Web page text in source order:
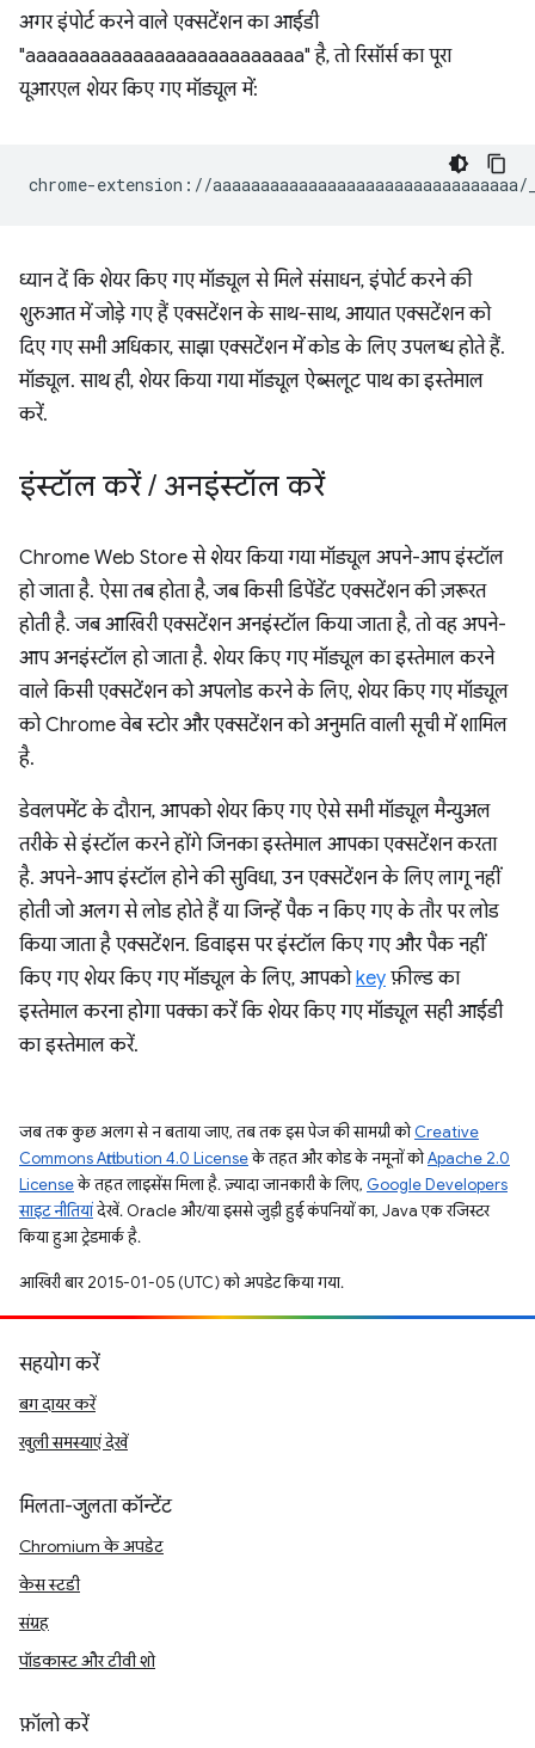
अगर इंपोर्ट करने वाले एक्सटेंशन का आईडी
"aaaaaaaaaaaaaaaaaaaaaaaaaa" है, तो रिसॉर्स का पूरा
यूआरएल शेयर किए गए मॉड्यूल में:
ध्यान दें कि शेयर किए गए मॉड्यूल से मिले संसाधन, इंपोर्ट करने की
शुरुआत में जोड़े गए हैं एक्सटेंशन के साथ-साथ, आयात एक्सटेंशन को
दिए गए सभी अधिकार, साझा एक्सटेंशन में कोड के लिए उपलब्ध होते हैं.
मॉड्यूल. साथ ही, शेयर किया गया मॉड्यूल ऐब्सलूट पाथ का इस्तेमाल
करें.
इंस्टॉल करें/ अनइंस्टॉल करें
Chrome Web Store से शेयर किया गया मॉड्यूल अपने-आप इंस्टॉल
हो जाता है. ऐसा तब होता है, जब किसी डिपेंडेंट एक्सटेंशन की ज़रूरत
होती है. जब आखिरी एक्सटेंशन अनइंस्टॉल किया जाता है, तो वह अपने-
आप अनइंस्टॉल हो जाता है. शेयर किए गए मॉड्यूल का इस्तेमाल करने
वाले किसी एक्सटेंशन को अपलोड करने के लिए, शेयर किए गए मॉड्यूल
को Chrome वेब स्टोर और एक्सटेंशन को अनुमति वाली सूची में शामिल
है.
डेवलपमेंट के दौरान, आपको शेयर किए गए ऐसे सभी मॉड्यूल मैन्युअल
तरीके से इंस्टॉल करने होंगे जिनका इस्तेमाल आपका एक्सटेंशन करता
है. अपने-आप इंस्टॉल होने की सुविधा, उन एक्सटेंशन के लिए लागू नहीं
होती जो अलग से लोड होते हैं या जिन्हें पैक न किए गए के तौर पर लोड
किया जाता है एक्सटेंशन. डिवाइस पर इंस्टॉल किए गए और पैक नहीं
किए गए शेयर किए गए मॉड्यूल के लिए, आपकोkey फ़ील्ड का
इस्तेमाल करना होगा पक्का करें कि शेयर किए गए मॉड्यूल सही आईडी
का इस्तेमाल करें.
जब तक कुछ अलग से न बताया जाए, तब तक इस पेज की सामग्री कोCreative
Commons Attribution 4.0 Licenseके तहत और कोड के नमूनों कोApache 2.0
Licenseके तहत लाइसेंस मिला है. ज़्यादा जानकारी के लिए, Google Developers
साइट नीतियांदेखें. Oracle और/या इससे जुड़ी हुई कंपनियों का, Java एक रजिस्टर
किया हुआ ट्रेडमार्क है.
आखिरी बार 2015-01-05 (UTC) को अपडेट किया गया.
सहयोग करें
बग दायर करें
खुली समस्याएं देखें
मिलता-जुलता कॉन्टेंट
Chromium के अपडेट
केस स्टडी
संग्रह
पॉडकास्ट और टीवी शो
फ़ॉलो करें